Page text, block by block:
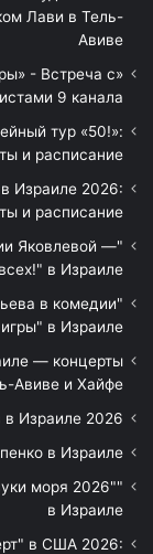
Лави в Тель-
Авиве
- Встреча с
9 канала
тур «50!»:
и расписание
Израиле 2026:
и расписание
Яковлевой —
в Израиле
в комедии
в Израиле
— концерты
Авиве и Хайфе
Израиле 2026
в Израиле
моря 2026"
в Израиле
в США 2026: